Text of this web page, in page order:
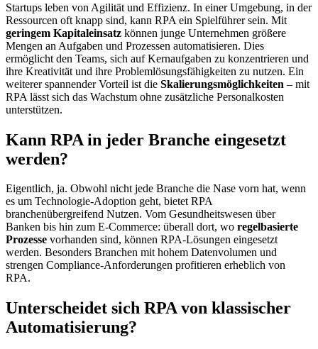
Startups leben von Agilität und Effizienz. In einer Umgebung, in der
Ressourcen oft knapp sind, kann RPA ein Spielführer sein. Mit
geringem Kapitaleinsatz können junge Unternehmen größere
Mengen an Aufgaben und Prozessen automatisieren. Dies
ermöglicht den Teams, sich auf Kernaufgaben zu konzentrieren und
ihre Kreativität und ihre Problemlösungsfähigkeiten zu nutzen. Ein
weiterer spannender Vorteil ist die Skalierungsmöglichkeiten – mit
RPA lässt sich das Wachstum ohne zusätzliche Personalkosten
unterstützen.
Kann RPA in jeder Branche eingesetzt
werden?
Eigentlich, ja. Obwohl nicht jede Branche die Nase vorn hat, wenn
es um Technologie-Adoption geht, bietet RPA
branchenübergreifend Nutzen. Vom Gesundheitswesen über
Banken bis hin zum E-Commerce: überall dort, wo regelbasierte
Prozesse vorhanden sind, können RPA-Lösungen eingesetzt
werden. Besonders Branchen mit hohem Datenvolumen und
strengen Compliance-Anforderungen profitieren erheblich von
RPA.
Unterscheidet sich RPA von klassischer
Automatisierung?